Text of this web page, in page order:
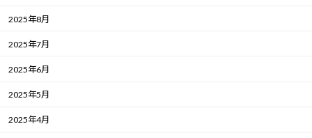
2025年8月
2025年7月
2025年6月
2025年5月
2025年4月